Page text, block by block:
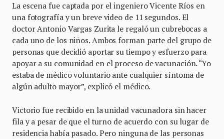
La escena fue captada por el ingeniero Vicente Ríos en
una fotografía y un breve video de 11 segundos. El
doctor Antonio Vargas Zurita le regaló un cubrebocas a
cada uno de los niños. Ambos forman parte del grupo de
personas que decidió aportar su tiempo y esfuerzo para
apoyar a su comunidad en el proceso de vacunación. “Yo
estaba de médico voluntario ante cualquier síntoma de
algún adulto mayor”, explicó el médico.
Victorio fue recibido en la unidad vacunadora sin hacer
fila y a pesar de que el turno de acuerdo con su lugar de
residencia había pasado. Pero ninguna de las personas